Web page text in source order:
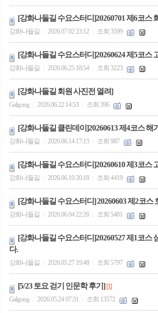
[강화나들길 수요스터디]20260701 제6코스
강화나들길 2026.07.02 23:12 조회 3599
[강화나들길 수요스터디]20260624 제5코스
강화나들길 2026.06.25 18:54 조회 3223
[강화나들길 회원 사진전 열려]
Galgong 2026.06.22 14:53 조회 396
[강화나들길 클린데이]20260613 제4코스 해
강화나들길 2026.06.14 17:13 조회 987
[강화나들길 수요스터디]20260610 제3코스
강화나들길 2026.06.10 20:18 조회 4419
[강화나들길 수요스터디] 20260603 제2코스
강화나들길 2026.06.04 22:26 조회 5481
[강화나들길 수요스터디]20260527 제1코스
다.
강화나들길 2026.05.27 19:48 조회 5797
[5/23 토요 걷기 인문학 후기] [1]
Galgong
2026.05.24 07:31 조회 13572